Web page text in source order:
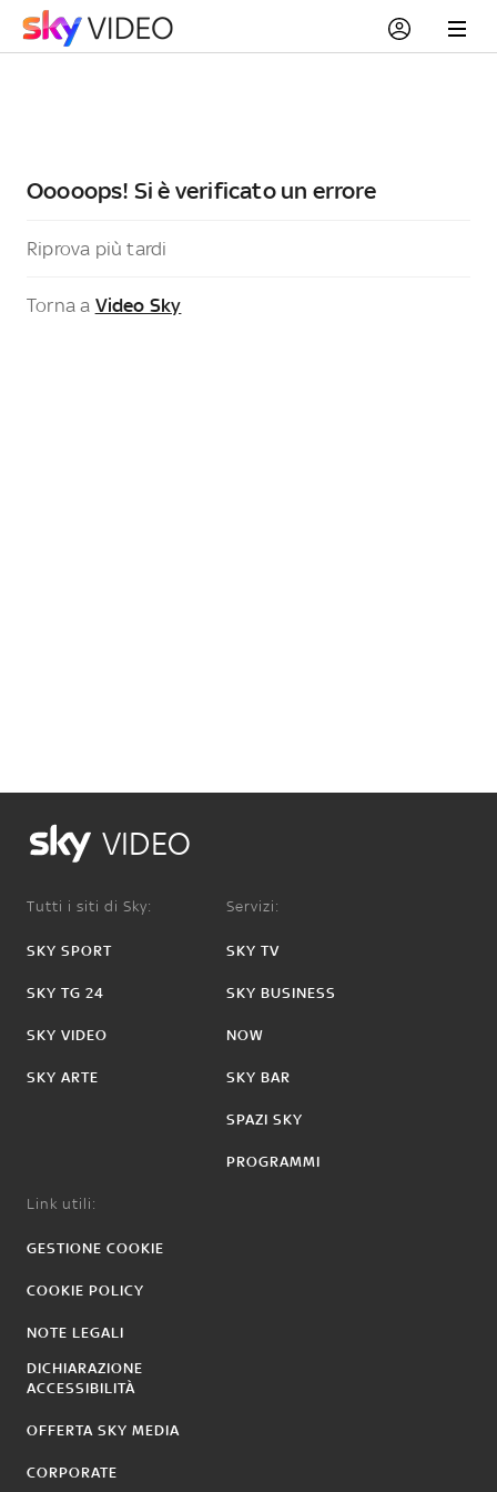
Ooooops! Si è verificato un errore
Riprova più tardi
Torna a Video Sky
VIDEO
Tutti i siti di Sky:
SKY SPORT
SKY TG 24
SKY VIDEO
SKY ARTE
Servizi:
SKY TV
SKY BUSINESS
NOW
SKY BAR
SPAZI SKY
PROGRAMMI
Link utili:
GESTIONE COOKIE
COOKIE POLICY
NOTE LEGALI
DICHIARAZIONE
ACCESSIBILITÀ
OFFERTA SKY MEDIA
CORPORATE